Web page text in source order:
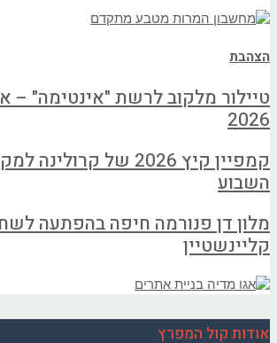
הצהבת
טיילור מלקוב לרשת "אינטימה" –
2026
קמפיין קיץ 2026 של
השבוע
מלון דן פנורמה חיפה בהפתעה
קליינשטיין
אודות קול המפרץ